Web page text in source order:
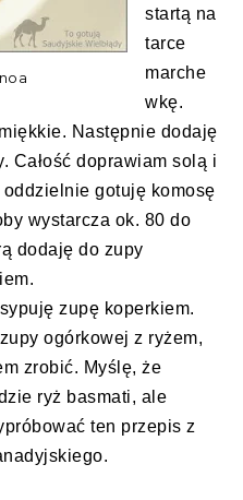
startą na
tarce
marche
wkę.
Następnie dodaję
Całość doprawiam solą i
gotuję komosę
wystarcza ok. 80 do
dodaję do zupy
zupę koperkiem.
ogórkowej z ryżem,
zrobić. Myślę, że
ryż basmati, ale
ten przepis z